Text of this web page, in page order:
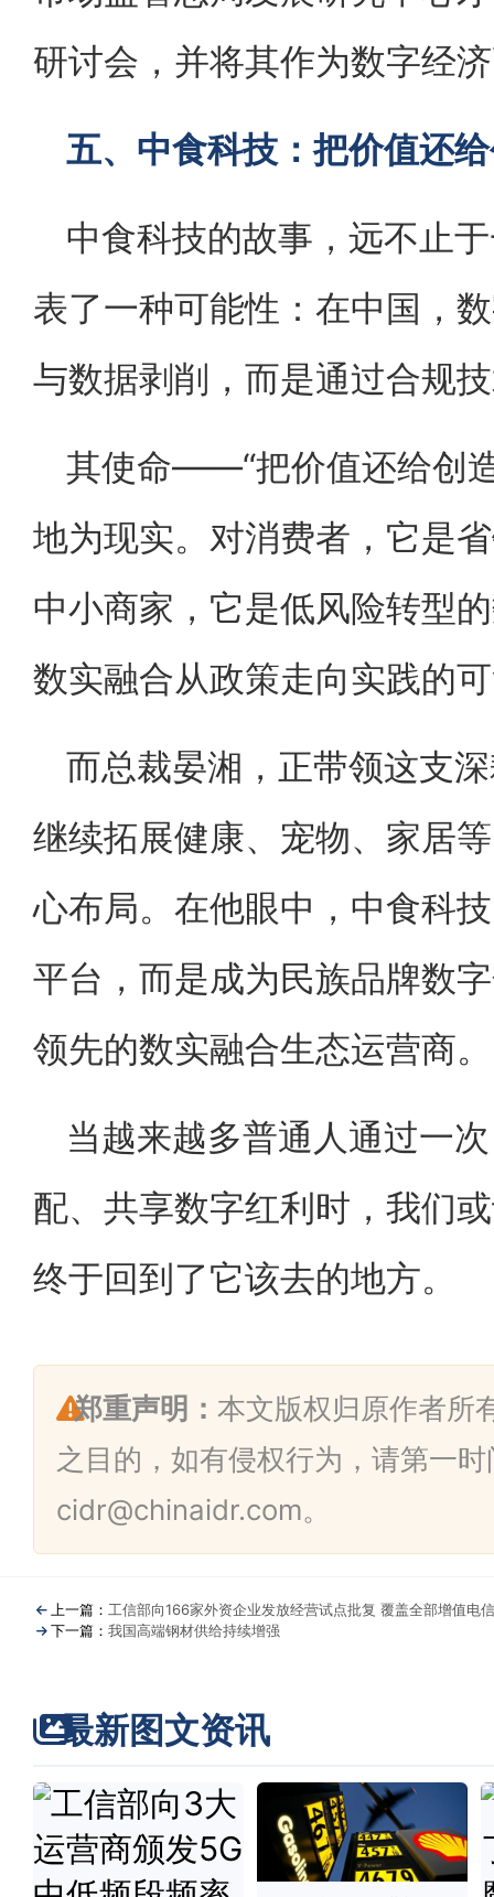
研讨会，并将其作为数字经
五、中食科技：把价值还
中食科技的故事，远不止
表了一种可能性：在中国，
与数据剥削，而是通过合规
其使命——“把价值还给创
地为现实。对消费者，它是
中小商家，它是低风险转型
数实融合从政策走向实践的
而总裁晏湘，正带领这支
继续拓展健康、宠物、家居
心布局。在他眼中，中食科
平台，而是成为民族品牌数
领先的数实融合生态运营商。
当越来越多普通人通过一
配、共享数字红利时，我们
终于回到了它该去的地方。
郑重声明： 本文版权归原作者所
之目的，如有侵权行为，请第一
cidr@chinaidr.com。
上一篇： 工信部向166家外资企业发放经营试点批复 覆盖全部增值电
下一篇： 我国高端钢材供给持续增强
最新图文资讯